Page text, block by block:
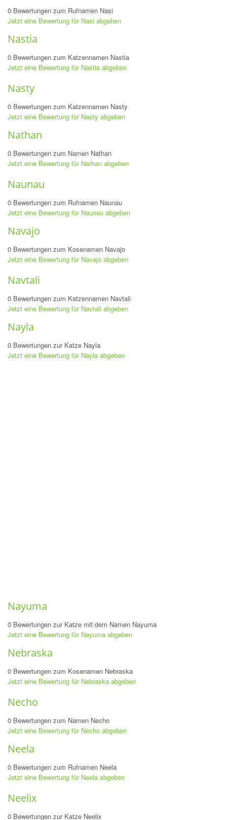
0 Bewertungen zum Rufnamen Nasi
Jetzt eine Bewertung für Nasi abgeben
Nastia
0 Bewertungen zum Katzennamen Nastia
Jetzt eine Bewertung für Nastia abgeben
Nasty
0 Bewertungen zum Katzennamen Nasty
Jetzt eine Bewertung für Nasty abgeben
Nathan
0 Bewertungen zum Namen Nathan
Jetzt eine Bewertung für Nathan abgeben
Naunau
0 Bewertungen zum Rufnamen Naunau
Jetzt eine Bewertung für Naunau abgeben
Navajo
0 Bewertungen zum Kosenamen Navajo
Jetzt eine Bewertung für Navajo abgeben
Navtali
0 Bewertungen zum Katzennamen Navtali
Jetzt eine Bewertung für Navtali abgeben
Nayla
0 Bewertungen zur Katze Nayla
Jetzt eine Bewertung für Nayla abgeben
Nayuma
0 Bewertungen zur Katze mit dem Namen Nayuma
Jetzt eine Bewertung für Nayuma abgeben
Nebraska
0 Bewertungen zum Kosenamen Nebraska
Jetzt eine Bewertung für Nebraska abgeben
Necho
0 Bewertungen zum Namen Necho
Jetzt eine Bewertung für Necho abgeben
Neela
0 Bewertungen zum Rufnamen Neela
Jetzt eine Bewertung für Neela abgeben
Neelix
0 Bewertungen zur Katze Neelix